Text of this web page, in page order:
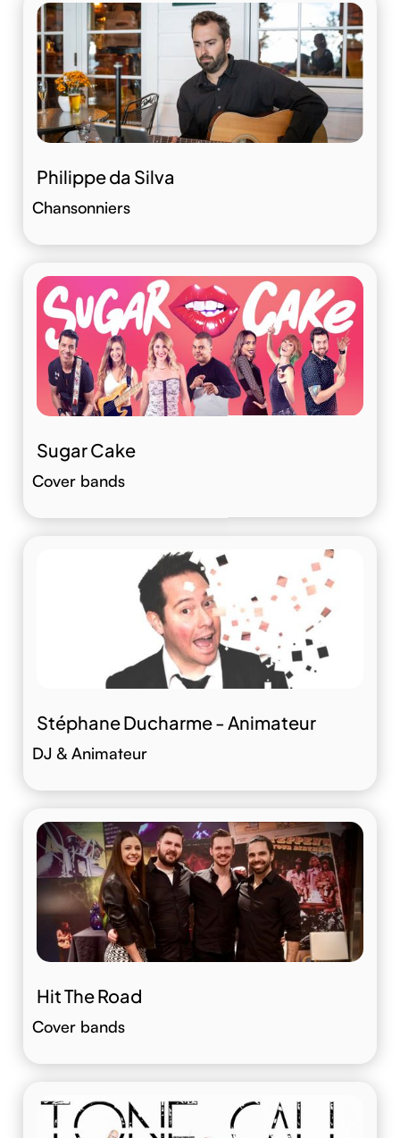
Philippe da Silva
Chansonniers
Sugar Cake
Cover bands
Stéphane Ducharme - Animateur
DJ & Animateur
Hit The Road
Cover bands